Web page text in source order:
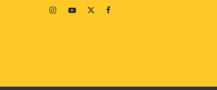
Facebook
Twitter
Youtube
Instagram